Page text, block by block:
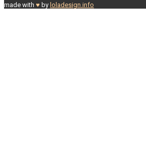
made with ♥ by loladesign.info